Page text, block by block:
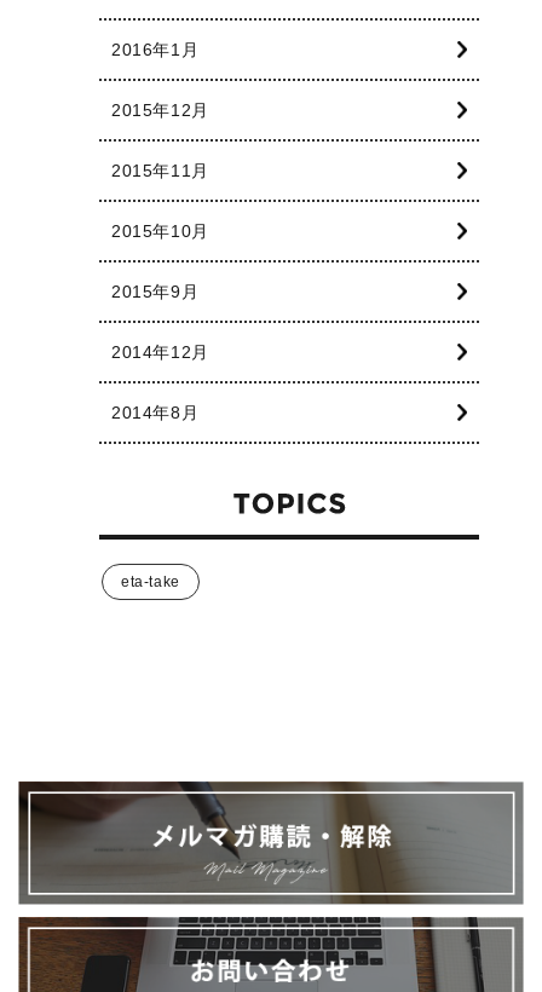
2016年1月
2015年12月
2015年11月
2015年10月
2015年9月
2014年12月
2014年8月
eta-take